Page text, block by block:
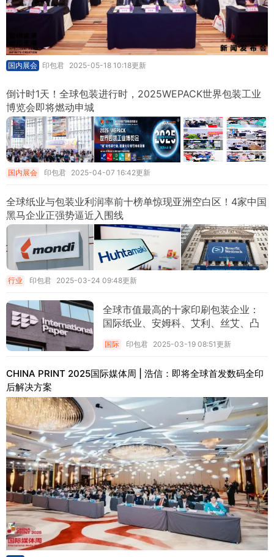
国内展会 印包君 2025-05-18 10:18更新
倒计时1天！全球包装进行时，2025WEPACK世界包装工业
博览会即将燃动申城
国内展会 印包君 2025-04-07 16:42更新
全球纸业与包装业利润率前十榜单惊现亚洲空白区！4家中国
黑马企业正强势逼近入围线
行业 印包君 2025-03-24 09:48更新
全球市值最高的十家印刷包装企业：
国际纸业、安姆科、艾利、丝艾、凸
国际 印包君 2025-03-19 08:51更新
CHINA PRINT 2025国际媒体周 | 浩信：即将全球首发数码全印
后解决方案